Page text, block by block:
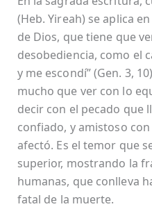
(Heb. Yireah) se aplica
de Dios, que tiene que
desobediencia, como el
y me escondí” (Gen. 3,
mucho que ver con lo
decir con el pecado que
confiado, y amistoso
afectó. Es el temor que
superior, mostrando la
humanas, que conlleva
fatal de la muerte.